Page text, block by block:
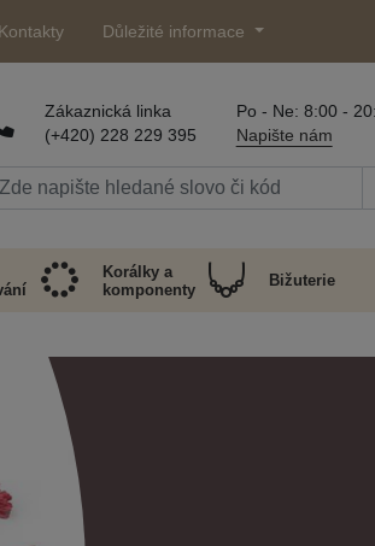
Kontakty Důležité informace
Zákaznická linka
(+420) 228 229 395
Po - Ne: 8:00 -
Napište nám
Korálky a
komponenty
Bižuterie